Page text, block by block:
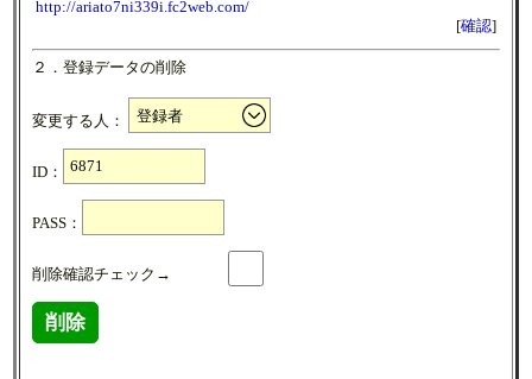
http://ariato7ni339i.fc2web.com/
[確認]
２．登録データの削除
変更する人：
ID：
PASS：
削除確認チェック→
削除